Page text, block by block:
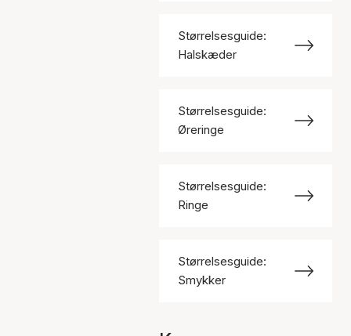
Størrelsesguide:
Halskæder
Størrelsesguide:
Øreringe
Størrelsesguide:
Ringe
Størrelsesguide:
Smykker